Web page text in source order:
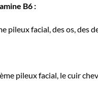
B6 :
pileux facial, des os, des
pileux facial, le cuir